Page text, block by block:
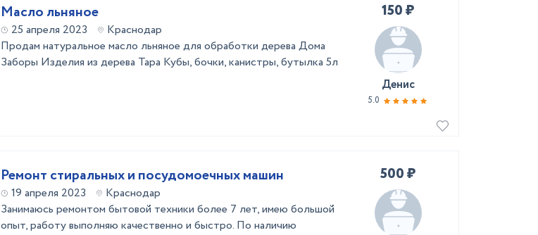
Масло льняное
25 апреля 2023
Краснодар
Продам натуральное масло льняное для обработки дерева Дома
Заборы Изделия из дерева Тара Кубы, бочки, канистры, бутылка 5л
150 ₽
Денис
5.0
Ремонт стиральных и посудомоечных машин
19 апреля 2023
Краснодар
Занимаюсь ремонтом бытовой техники более 7 лет, имею большой
опыт, работу выполняю качественно и быстро. По наличию
500 ₽